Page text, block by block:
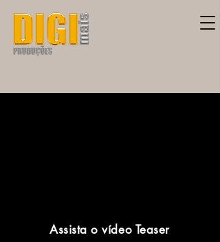
Assista o vídeo Teaser